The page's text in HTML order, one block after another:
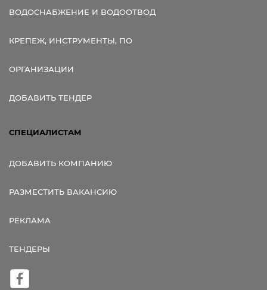
ВОДОСНАБЖЕНИЕ И ВОДООТВОД
КРЕПЕЖ, ИНСТРУМЕНТЫ, ПО
ОРГАНИЗАЦИИ
ДОБАВИТЬ ТЕНДЕР
СПЕЦИАЛИСТАМ
ДОБАВИТЬ КОМПАНИЮ
РАЗМЕСТИТЬ ВАКАНСИЮ
РЕКЛАМА
ТЕНДЕРЫ